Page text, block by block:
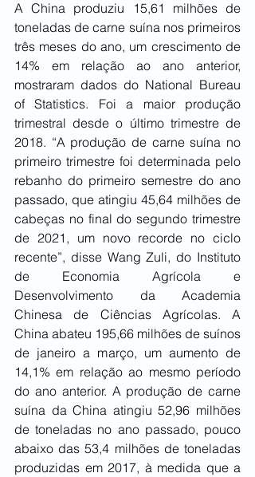
A China produziu 15,61 milhões de
toneladas de carne suína nos primeiros
três meses do ano, um crescimento de
14% em relação ao ano anterior,
mostraram dados do National Bureau
of Statistics. Foi a maior produção
trimestral desde o último trimestre de
2018. “A produção de carne suína no
primeiro trimestre foi determinada pelo
rebanho do primeiro semestre do ano
passado, que atingiu 45,64 milhões de
cabeças no final do segundo trimestre
de 2021, um novo recorde no ciclo
recente”, disse Wang Zuli, do Instituto
de Economia Agrícola e
Desenvolvimento da Academia
Chinesa de Ciências Agrícolas. A
China abateu 195,66 milhões de suínos
de janeiro a março, um aumento de
14,1% em relação ao mesmo período
do ano anterior. A produção de carne
suína da China atingiu 52,96 milhões
de toneladas no ano passado, pouco
abaixo das 53,4 milhões de toneladas
produzidas em 2017, à medida que a